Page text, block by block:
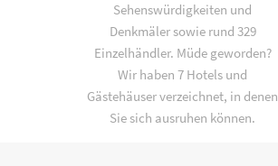
Sehenswürdigkeiten und
Denkmäler sowie rund 329
Einzelhändler. Müde geworden?
Wir haben 7 Hotels und
Gästehäuser verzeichnet, in denen
Sie sich ausruhen können.